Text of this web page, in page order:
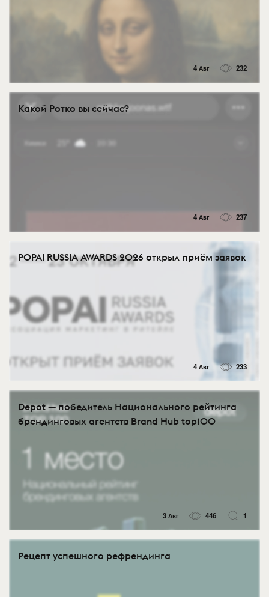
4 Авг 232
Какой Ротко вы сейчас?
4 Авг 237
POPAI RUSSIA AWARDS 2026 открыл приём заявок
4 Авг 233
Depot — победитель Национального рейтинга
брендинговых агентств Brand Hub top100
3 Авг 446 1
Рецепт успешного рефрендинга